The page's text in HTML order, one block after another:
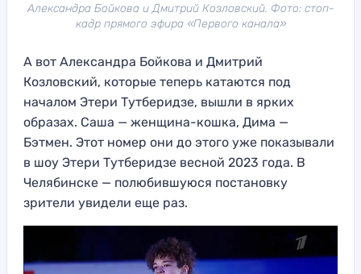
Александра Бойкова и Дмитрий Козловский. Фото: стоп-
кадр прямого эфира «Первого канала»
А вот Александра Бойкова и Дмитрий
Козловский, которые теперь катаются под
началом Этери Тутберидзе, вышли в ярких
образах. Саша — женщина-кошка, Дима —
Бэтмен. Этот номер они до этого уже показывали
в шоу Этери Тутберидзе весной 2023 года. В
Челябинске — полюбившуюся постановку
зрители увидели еще раз.